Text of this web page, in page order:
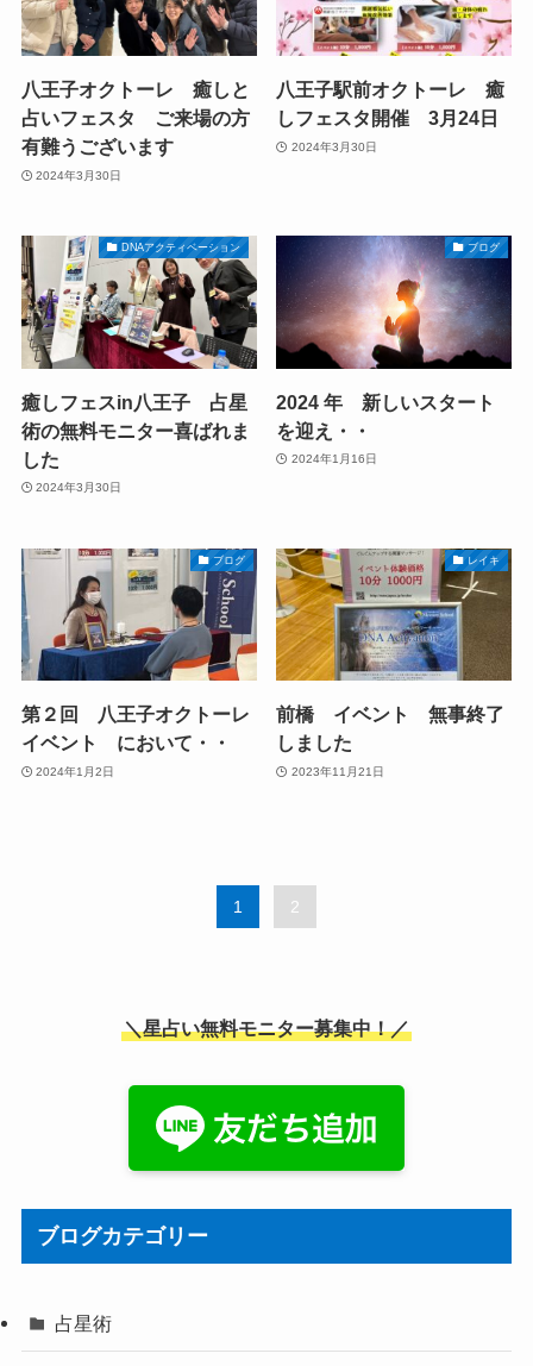
八王子オクトーレ 癒しと
占いフェスタ ご来場の方
有難うございます
2024年3月30日
八王子駅前オクトーレ 癒
しフェスタ開催 3月24日
2024年3月30日
DNAアクティベーション
癒しフェスin八王子 占星
術の無料モニター喜ばれま
した
2024年3月30日
ブログ
2024 年 新しいスタート
を迎え・・
2024年1月16日
ブログ
第２回 八王子オクトーレ
イベント において・・
2024年1月2日
レイキ
前橋 イベント 無事終了
しました
2023年11月21日
1 2
＼星占い無料モニター募集中！／
ブログカテゴリー
占星術